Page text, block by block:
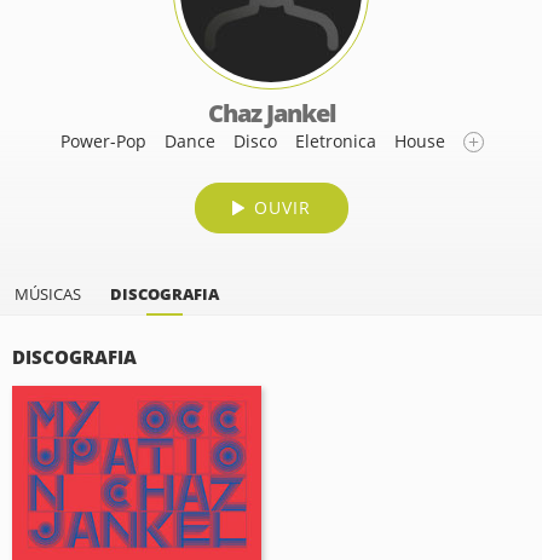
Chaz Jankel
Power-Pop Dance Disco Eletronica House
OUVIR
MÚSICAS DISCOGRAFIA
DISCOGRAFIA